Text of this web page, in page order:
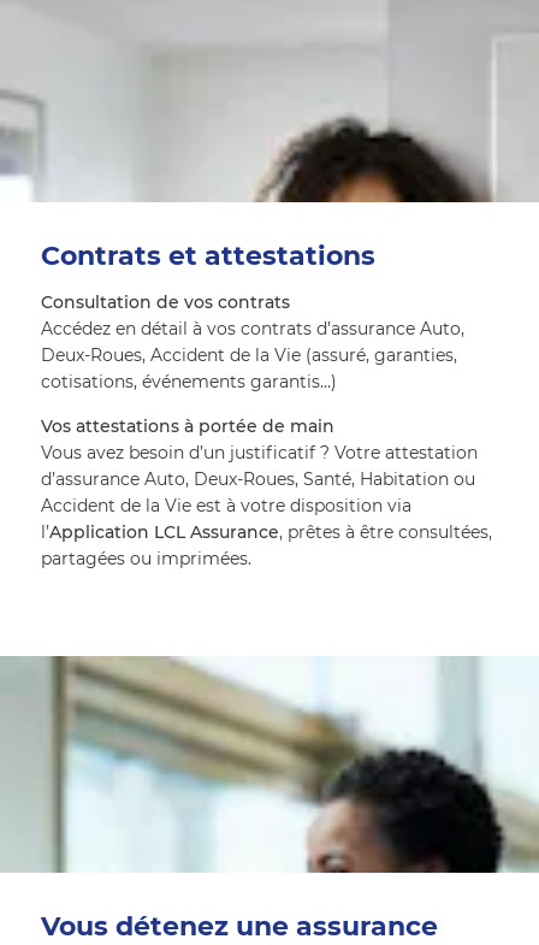
Contrats et attestations
Consultation de vos contrats
Accédez en détail à vos contrats d’assurance Auto,
Deux-Roues, Accident de la Vie (assuré, garanties,
cotisations, événements garantis…)
Vos attestations à portée de main
Vous avez besoin d’un justificatif ? Votre attestation
d’assurance Auto, Deux-Roues, Santé, Habitation ou
Accident de la Vie est à votre disposition via
l’Application LCL Assurance, prêtes à être consultées,
partagées ou imprimées.
Vous détenez une assurance